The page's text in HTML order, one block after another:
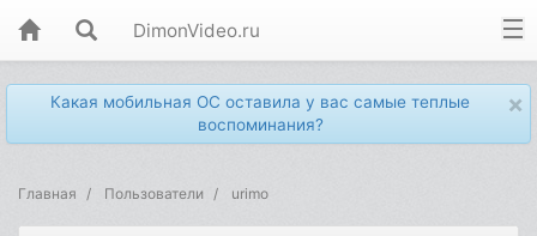
DimonVideo.ru
×
Какая мобильная ОС оставила у вас самые теплые
воспоминания?
Главная Пользователи urimo